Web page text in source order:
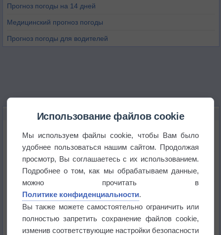
Прогноз погоды на 14 дней
Медицинский прогноз погоды
Прогноз погоды для водителей
НОВОЕ О ПОГОДЕ
В Приморье обнаружены морские волны тепла
Изменение климата повлияло на ареал обитания
бабочек
Погода в Екатеринбурге 6 августа
Использование файлов cookie
Мы используем файлы cookie, чтобы Вам было
удобнее пользоваться нашим сайтом. Продолжая
просмотр, Вы соглашаетесь с их использованием.
Подробнее о том, как мы обрабатываем данные,
можно прочитать в
Политике конфиденциальности.
Вы также можете самостоятельно ограничить или
полностью запретить сохранение файлов cookie,
изменив соответствующие настройки безопасности